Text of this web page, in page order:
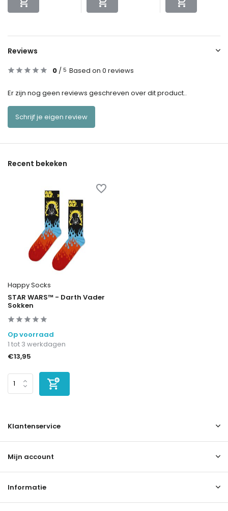
Reviews
0 / 5 Based on 0 reviews
Er zijn nog geen reviews geschreven over dit product..
Schrijf je eigen review
Recent bekeken
Happy Socks
STAR WARS™ - Darth Vader
Sokken
Op voorraad
1 tot 3 werkdagen
€13,95
Klantenservice
Mijn account
Informatie